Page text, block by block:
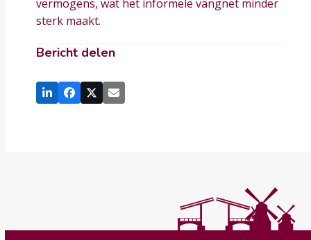
vermogens, wat het informele vangnet minder
sterk maakt.
Bericht delen